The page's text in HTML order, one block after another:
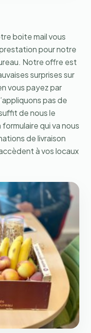
boite mail vous
pour notre
Notre offre est
surprises sur
vous payez par
pas de
de nous le
qui va nous
de livraison
à vos locaux